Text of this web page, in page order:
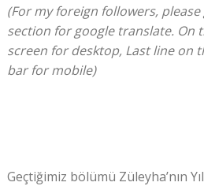
(For my foreign followers,
section for google translate. On
screen for desktop, Last line on
bar for mobile)
Geçtiğimiz bölümü Züleyha’nın